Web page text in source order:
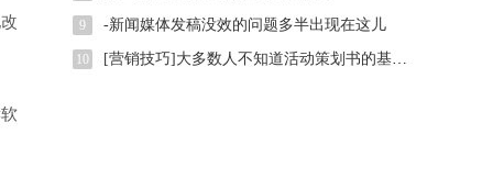
9 -新闻媒体发稿没效的问题多半出现在这儿
10 [营销技巧]大多数人不知道活动策划书的基本样式是什么,我们一起了解下